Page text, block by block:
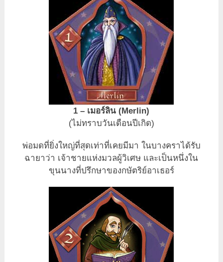
1 – เมอร์ลิน (Merlin)
(ไม่ทราบวันเดือนปีเกิด)
พ่อมดที่ยิ่งใหญ่ที่สุดเท่าที่เคยมีมา ในบางคราได้รับ
ฉายาว่า เจ้าชายแห่งมวลผู้วิเศษ และเป็นหนึ่งใน
ขุนนางที่ปรึกษาของกษัตริย์อาเธอร์